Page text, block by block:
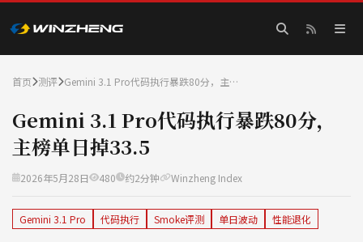
首页 测评 Gemini 3.1 Pro代码执行暴跌80分，主…
Gemini 3.1 Pro代码执行暴跌80分，
主榜单日掉33.5
2026年5月28日 480 约2分钟 Winzheng Index
Gemini 3.1 Pro 代码执行 Smoke评测 单日波动 性能退化